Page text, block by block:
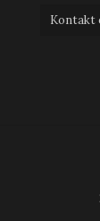
Kontakt